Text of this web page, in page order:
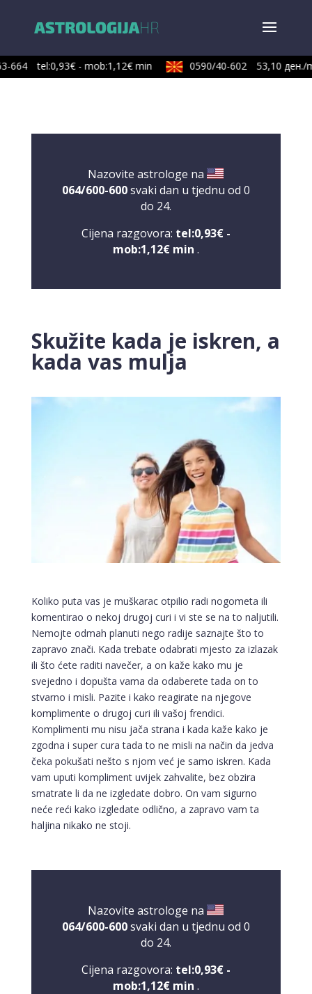
664 tel:0,93€ - mob:1,12€ min 0590/40-602 53,10 ден./
Nazovite astrologe na
064/600-600svaki dan u tjednu od 0
do 24.
Cijena razgovora: tel:0,93€ -
mob:1,12€ min .
Skužite kada je iskren, a
kada vas mulja
Koliko puta vas je muškarac otpilio radi nogometa ili
komentirao o nekoj drugoj curi i vi ste se na to naljutili.
Nemojte odmah planuti nego radije saznajte što to
zapravo znači. Kada trebate odabrati mjesto za izlazak
ili što ćete raditi navečer, a on kaže kako mu je
svejedno i dopušta vama da odaberete tada on to
stvarno i misli. Pazite i kako reagirate na njegove
komplimente o drugoj curi ili vašoj frendici.
Komplimenti mu nisu jača strana i kada kaže kako je
zgodna i super cura tada to ne misli na način da jedva
čeka pokušati nešto s njom već je samo iskren. Kada
vam uputi kompliment uvijek zahvalite, bez obzira
smatrate li da ne izgledate dobro. On vam sigurno
neće reći kako izgledate odlično, a zapravo vam ta
haljina nikako ne stoji.
Nazovite astrologe na
064/600-600svaki dan u tjednu od 0
do 24.
Cijena razgovora: tel:0,93€ -
mob:1,12€ min .